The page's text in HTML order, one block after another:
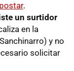
.
un surtidor
en la
y no
solicitar